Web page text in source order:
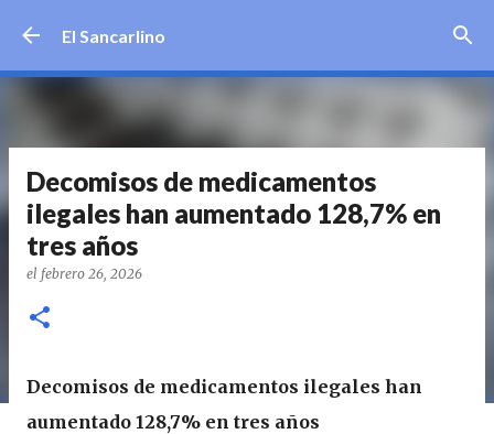
El Sancarlino
Decomisos de medicamentos
ilegales han aumentado 128,7% en
tres años
el febrero 26, 2026
Decomisos de medicamentos ilegales han
aumentado 128,7% en tres años